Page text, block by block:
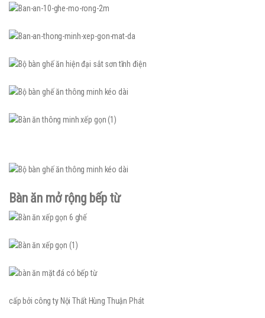
Bàn ăn mở rộng bếp từ
cấp bởi công ty Nội Thất Hùng Thuận Phát